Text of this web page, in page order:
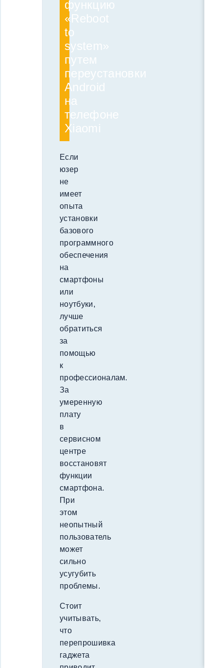
функцию
«Reboot
to
system»
путем
переустановки
Android
на
телефоне
Xiaomi
Если
юзер
не
имеет
опыта
установки
базового
программного
обеспечения
на
смартфоны
или
ноутбуки,
лучше
обратиться
за
помощью
к
профессионалам.
За
умеренную
плату
в
сервисном
центре
восстановят
функции
смартфона.
При
этом
неопытный
пользователь
может
сильно
усугубить
проблемы.
Стоит
учитывать,
что
перепрошивка
гаджета